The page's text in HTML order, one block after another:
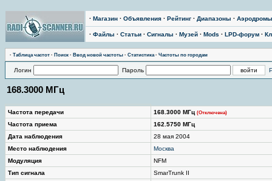
· Магазин · Объявления · Рейтинг · Диапазоны · Аэродромы
· Файлы · Статьи · Сигналы · Музей · Mods · LPD-форум ·
· Таблица частот · Поиск · Ввод новой частоты · Статистика· Частоты по городам
Логин Пароль
168.3000 МГц
Частота передачи 168.3000 МГц (Отключена)
Частота приема
162.5750 МГц
Дата наблюдения
28 мая 2004
Место наблюдения
Москва
Модуляция
NFM
Тип сигнала
SmarTrunk II